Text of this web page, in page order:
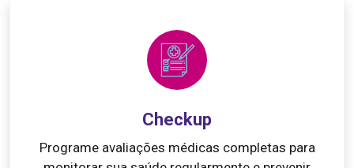
Checkup
Programe avaliações médicas completas para